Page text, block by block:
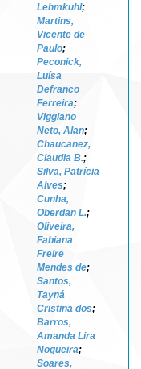
Lehmkuhl;
Martins,
Vicente de
Paulo;
Peconick,
Luísa
Defranco
Ferreira;
Viggiano
Neto, Alan;
Chaucanez,
Claudia B.;
Silva, Patrícia
Alves;
Cunha,
Oberdan L.;
Oliveira,
Fabiana
Freire
Mendes de;
Santos,
Tayná
Cristina dos;
Barros,
Amanda Lira
Nogueira;
Soares,